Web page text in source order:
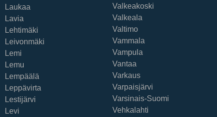
Laukaa
Lavia
Lehtimäki
Leivonmäki
Lemi
Lemu
Lempäälä
Leppävirta
Lestijärvi
Levi
Valkeakoski
Valkeala
Valtimo
Vammala
Vampula
Vantaa
Varkaus
Varpaisjärvi
Varsinais-Suomi
Vehkalahti